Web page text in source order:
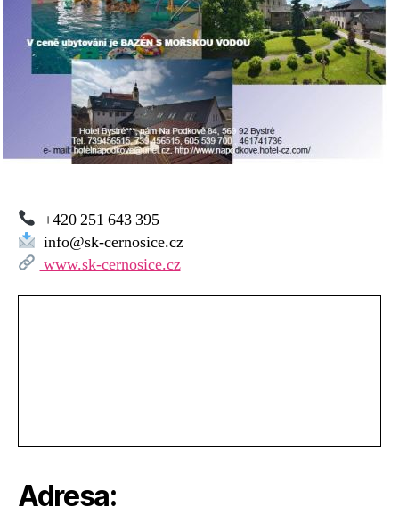
+420 251 643 395
info@sk-cernosice.cz
www.sk-cernosice.cz
Adresa: